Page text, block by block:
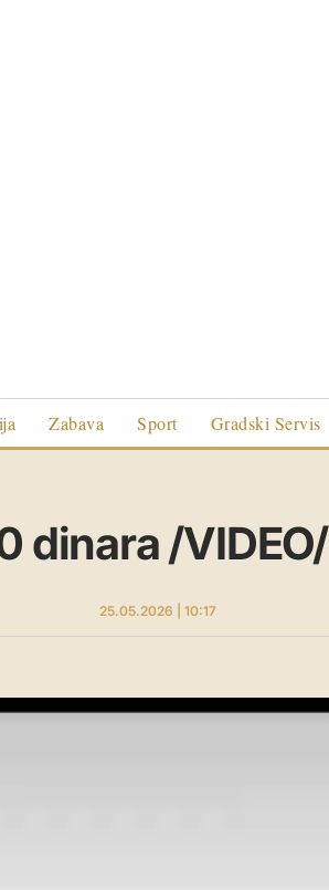
Zabava Sport Gradski Servis
dinara /VIDEO/
25.05.2026 | 10:17